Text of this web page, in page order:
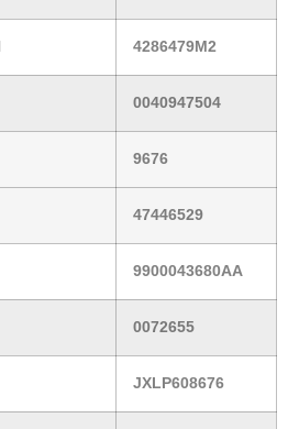
4286479M2
0040947504
9676
47446529
9900043680AA
0072655
JXLP608676